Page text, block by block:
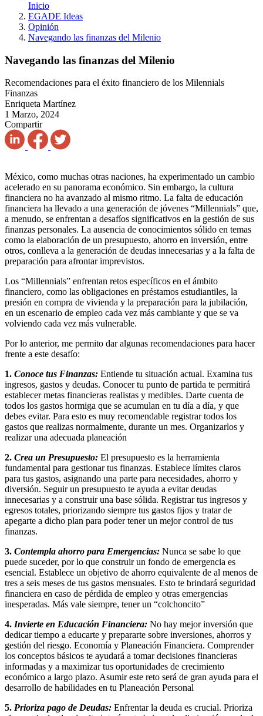
Inicio
EGADE Ideas
Opinión
Navegando las finanzas del Milenio
Navegando las finanzas del Milenio
Recomendaciones para el éxito financiero de los Milennials
Finanzas
Enriqueta Martínez
1 Marzo, 2024
Compartir
México, como muchas otras naciones, ha experimentado un cambio
acelerado en su panorama económico. Sin embargo, la cultura
financiera no ha avanzado al mismo ritmo. La falta de educación
financiera ha llevado a una generación de jóvenes “Millennials” que,
a menudo, se enfrentan a desafíos significativos en la gestión de sus
finanzas personales. La ausencia de conocimientos sólido en temas
como la elaboración de un presupuesto, ahorro en inversión, entre
otros, conlleva a la generación de deudas innecesarias y a la falta de
preparación para afrontar imprevistos.
Los “Millennials” enfrentan retos específicos en el ámbito
financiero, como las obligaciones en préstamos estudiantiles, la
presión en compra de vivienda y la preparación para la jubilación,
en un escenario de empleo cada vez más cambiante y que se va
volviendo cada vez más vulnerable.
Por lo anterior, me permito dar algunas recomendaciones para hacer
frente a este desafío:
1. Conoce tus Finanzas: Entiende tu situación actual. Examina tus
ingresos, gastos y deudas. Conocer tu punto de partida te permitirá
establecer metas financieras realistas y medibles. Darte cuenta de
todos los gastos hormiga que se acumulan en tu día a día, y que
debes evitar. Para esto es muy recomendable registrar todos los
gastos que realizas normalmente, durante un mes. Organizarlos y
realizar una adecuada planeación
2. Crea un Presupuesto: El presupuesto es la herramienta
fundamental para gestionar tus finanzas. Establece límites claros
para tus gastos, asignando una parte para necesidades, ahorro y
diversión. Seguir un presupuesto te ayuda a evitar deudas
innecesarias y a construir una base sólida. Registrar tus ingresos y
egresos totales, priorizando siempre tus gastos fijos y tratar de
apegarte a dicho plan para poder tener un mejor control de tus
finanzas.
3. Contempla ahorro para Emergencias: Nunca se sabe lo que
puede suceder, por lo que construir un fondo de emergencia es
esencial. Establece un objetivo de ahorro equivalente de al menos de
tres a seis meses de tus gastos mensuales. Esto te brindará seguridad
financiera en caso de pérdida de empleo y otras emergencias
inesperadas. Más vale siempre, tener un “colchoncito”
4. Invierte en Educación Financiera: No hay mejor inversión que
dedicar tiempo a educarte y prepararte sobre inversiones, ahorros y
gestión del riesgo. Economía y Planeación Financiera. Comprender
los conceptos básicos te ayudará a tomar decisiones financieras
informadas y a maximizar tus oportunidades de crecimiento
económico a largo plazo. Asumir este reto será de gran ayuda para el
desarrollo de habilidades en tu Planeación Personal
5. Prioriza pago de Deudas: Enfrentar la deuda es crucial. Prioriza